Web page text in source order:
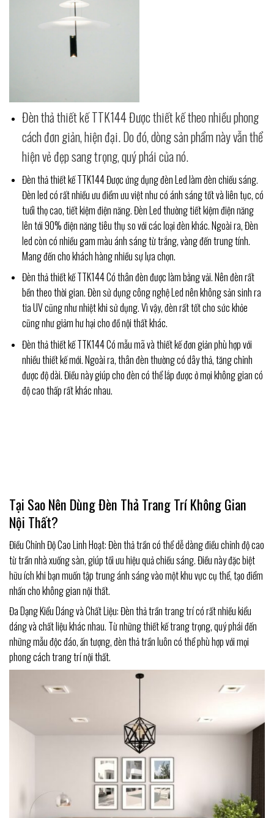
Đèn thả thiết kế TTK144 Được thiết kế theo nhiều phong
cách đơn giản, hiện đại. Do đó, dòng sản phẩm này vẫn thể
hiện vẻ đẹp sang trọng, quý phái của nó.
Đèn thả thiết kế TTK144 Được ứng dụng đèn Led làm đèn chiếu sáng.
Đèn led có rất nhiều ưu điểm ưu việt như có ánh sáng tốt và liên tục, có
tuổi thọ cao, tiết kiệm điện năng. Đèn Led thường tiết kiệm điện năng
lên tới 90% điện năng tiêu thụ so với các loại đèn khác. Ngoài ra, Đèn
led còn có nhiều gam màu ánh sáng từ trắng, vàng đến trung tính.
Mang đến cho khách hàng nhiều sự lựa chọn.
Đèn thả thiết kế TTK144 Có thân đèn được làm bằng vải. Nên đèn rất
bền theo thời gian. Đèn sử dụng công nghệ Led nên không sản sinh ra
tia UV cũng như nhiệt khi sử dụng. Vì vậy, đèn rất tốt cho sức khỏe
cũng như giảm hư hại cho đồ nội thất khác.
Đèn thả thiết kế TTK144 Có mẫu mã và thiết kế đơn giản phù hợp với
nhiều thiết kế mới. Ngoài ra, thân đèn thường có dây thả, tăng chỉnh
được độ dài. Điều này giúp cho đèn có thể lắp được ở mọi không gian có
độ cao thấp rất khác nhau.
Tại Sao Nên Dùng Đèn Thả Trang Trí Không Gian
Nội Thất?
Điều Chỉnh Độ Cao Linh Hoạt: Đèn thả trần có thể dễ dàng điều chỉnh độ cao
từ trần nhà xuống sàn, giúp tối ưu hiệu quả chiếu sáng. Điều này đặc biệt
hữu ích khi bạn muốn tập trung ánh sáng vào một khu vực cụ thể, tạo điểm
nhấn cho không gian nội thất.
Đa Dạng Kiểu Dáng và Chất Liệu: Đèn thả trần trang trí có rất nhiều kiểu
dáng và chất liệu khác nhau. Từ những thiết kế trang trọng, quý phái đến
những mẫu độc đáo, ấn tượng, đèn thả trần luôn có thể phù hợp với mọi
phong cách trang trí nội thất.